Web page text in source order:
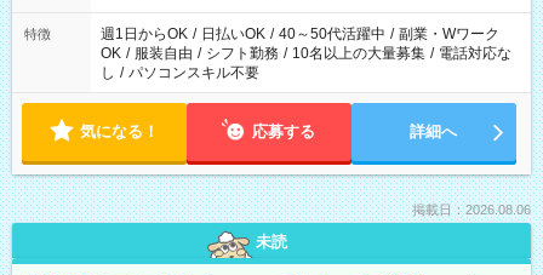
特徴 週1日からOK / 日払いOK / 40～50代活躍中 / 副業・Wワーク
OK / 服装自由 / シフト勤務 / 10名以上の大量募集 / 電話対応な
し / パソコンスキル不要
気になる！ 応募する 詳細へ
掲載日：2026.08.06
未読